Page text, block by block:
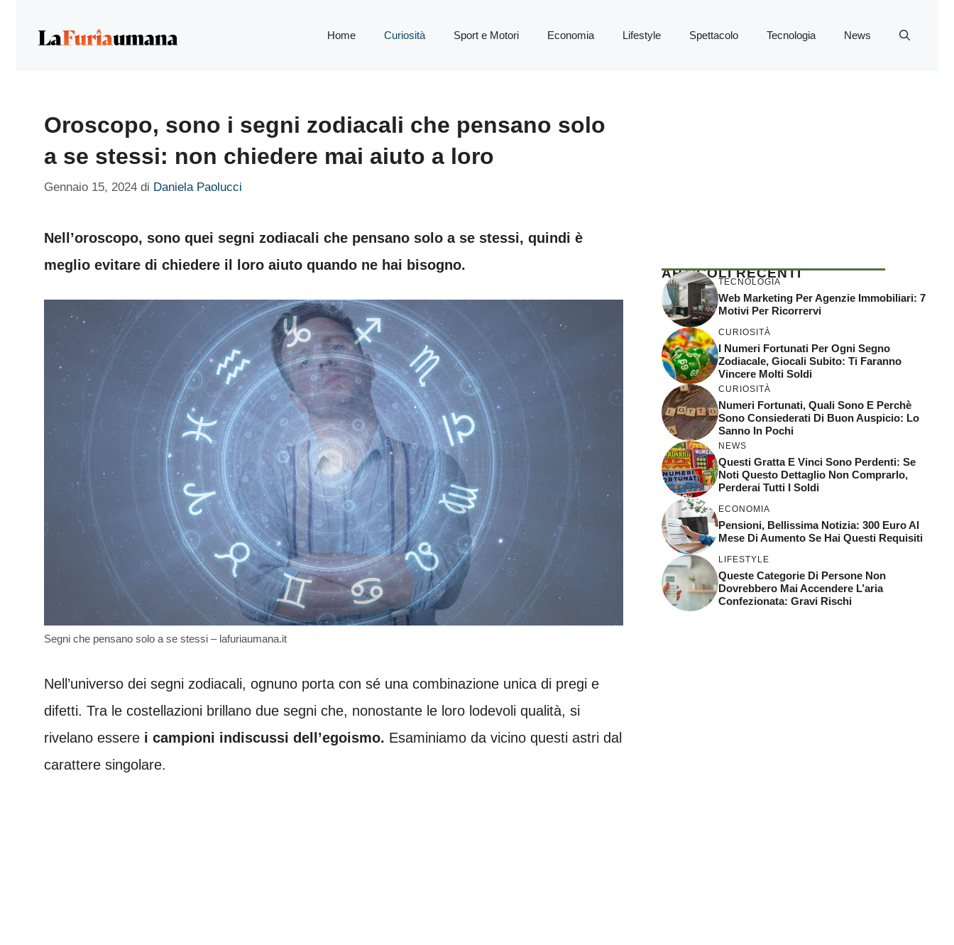
Home Curiosità Sport e Motori Economia Lifestyle Spettacolo Tecnologia News
Oroscopo, sono i segni zodiacali che pensano solo
a se stessi: non chiedere mai aiuto a loro
Gennaio 15, 2024 di Daniela Paolucci
Nell’oroscopo, sono quei segni zodiacali che pensano solo a se stessi, quindi è
meglio evitare di chiedere il loro aiuto quando ne hai bisogno.
Segni che pensano solo a se stessi – lafuriaumana.it
Nell’universo dei segni zodiacali, ognuno porta con sé una combinazione unica di pregi e
difetti. Tra le costellazioni brillano due segni che, nonostante le loro lodevoli qualità, si
rivelano essere i campioni indiscussi dell’egoismo. Esaminiamo da vicino questi astri dal
carattere singolare.
ARTICOLI RECENTI
TECNOLOGIA
Web Marketing Per Agenzie Immobiliari: 7
Motivi Per Ricorrervi
CURIOSITÀ
I Numeri Fortunati Per Ogni Segno
Zodiacale, Giocali Subito: Ti Faranno
Vincere Molti Soldi
CURIOSITÀ
Numeri Fortunati, Quali Sono E Perchè
Sono Consiederati Di Buon Auspicio: Lo
Sanno In Pochi
NEWS
Questi Gratta E Vinci Sono Perdenti: Se
Noti Questo Dettaglio Non Comprarlo,
Perderai Tutti I Soldi
ECONOMIA
Pensioni, Bellissima Notizia: 300 Euro Al
Mese Di Aumento Se Hai Questi Requisiti
LIFESTYLE
Queste Categorie Di Persone Non
Dovrebbero Mai Accendere L’aria
Confezionata: Gravi Rischi